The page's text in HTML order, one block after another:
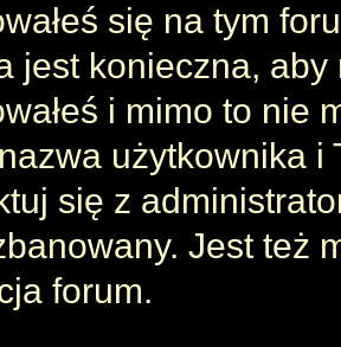
się na tym
jest konieczna,
i mimo to nie
użytkownika i
się z
Jest też
forum.